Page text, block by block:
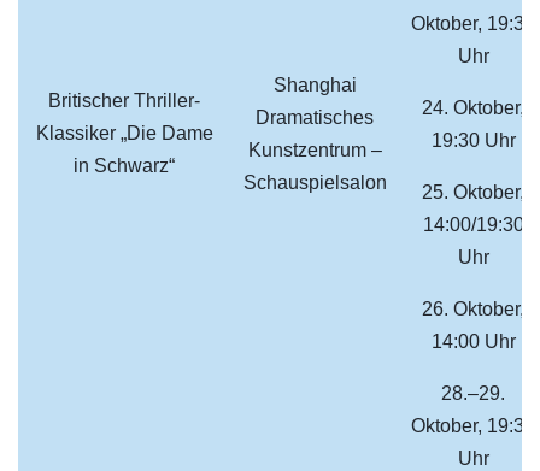
Britischer Thriller-
Klassiker „Die Dame
in Schwarz“
Shanghai
Dramatisches
Kunstzentrum –
Schauspielsalon
Oktober, 19:30
Uhr
24. Oktober,
19:30 Uhr
25. Oktober,
14:00/19:30
Uhr
26. Oktober,
14:00 Uhr
28.–29.
Oktober, 19:30
Uhr